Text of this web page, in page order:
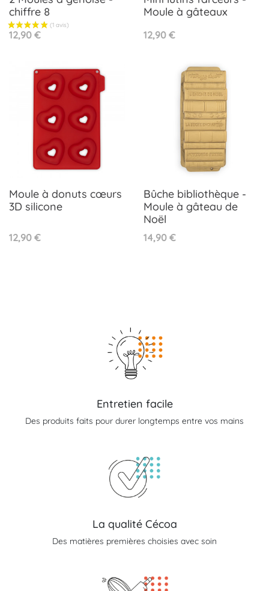
chiffre 8
Prix
12,90 €
Moule à gâteaux
Prix
12,90 €
Moule à donuts cœurs
3D silicone
Prix
12,90 €
Bûche bibliothèque -
Moule à gâteau de
Noël
Prix
14,90 €
Entretien facile
Des produits faits pour durer longtemps entre vos mains
La qualité Cécoa
Des matières premières choisies avec soin